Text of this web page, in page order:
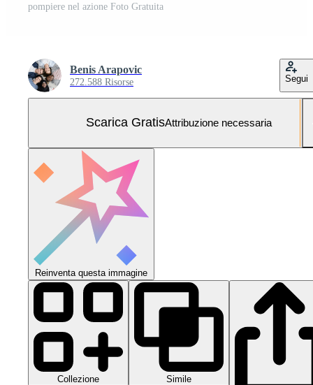
pompiere nel azione Foto Gratuita
Benis Arapovic
272.588 Risorse Segui
Scarica GratisAttribuzione necessaria
Reinventa questa immagine
Collezione Simile